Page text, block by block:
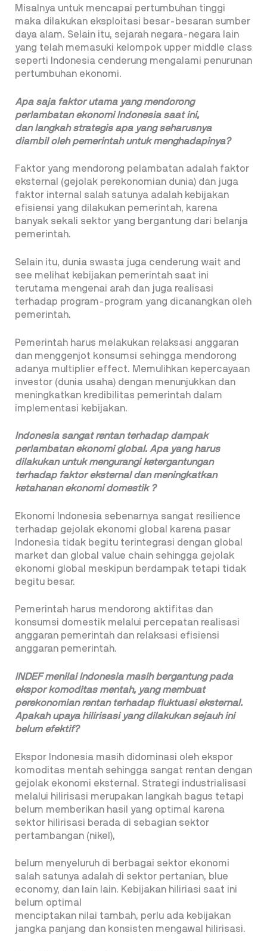
Misalnya untuk mencapai pertumbuhan tinggi
maka dilakukan eksploitasi besar-besaran sumber
daya alam. Selain itu, sejarah negara-negara lain
yang telah memasuki kelompok upper middle class
seperti Indonesia cenderung mengalami penurunan
pertumbuhan ekonomi.
Apa saja faktor utama yang mendorong
perlambatan ekonomi Indonesia saat ini,
dan langkah strategis apa yang seharusnya
diambil oleh pemerintah untuk menghadapinya?
Faktor yang mendorong pelambatan adalah faktor
eksternal (gejolak perekonomian dunia) dan juga
faktor internal salah satunya adalah kebijakan
efisiensi yang dilakukan pemerintah, karena
banyak sekali sektor yang bergantung dari belanja
pemerintah.
Selain itu, dunia swasta juga cenderung wait and
see melihat kebijakan pemerintah saat ini
terutama mengenai arah dan juga realisasi
terhadap program-program yang dicanangkan oleh
pemerintah.
Pemerintah harus melakukan relaksasi anggaran
dan menggenjot konsumsi sehingga mendorong
adanya multiplier effect. Memulihkan kepercayaan
investor (dunia usaha) dengan menunjukkan dan
meningkatkan kredibilitas pemerintah dalam
implementasi kebijakan.
Indonesia sangat rentan terhadap dampak
perlambatan ekonomi global. Apa yang harus
dilakukan untuk mengurangiketergantungan
terhadap faktor eksternaldan meningkatkan
ketahanan ekonomidomestik ?
Ekonomi Indonesia sebenarnya sangat resilience
terhadap gejolak ekonomi global karena pasar
Indonesia tidak begitu terintegrasi dengan global
market dan global value chain sehingga gejolak
ekonomi global meskipun berdampak tetapi tidak
begitu besar.
Pemerintah harus mendorong aktifitas dan
konsumsi domestik melalui percepatan realisasi
anggaran pemerintah dan relaksasi efisiensi
anggaran pemerintah.
INDEF menilai Indonesia masih bergantung pada
ekspor komoditas mentah, yang membuat
perekonomian rentan terhadap fluktuasi eksternal.
Apakah upaya hilirisasi yang dilakukan sejauh ini
belum efektif?
Ekspor Indonesia masih didominasi oleh ekspor
komoditas mentah sehingga sangat rentan dengan
gejolak ekonomi eksternal. Strategi industrialisasi
melalui hilirisasi merupakan langkah bagus tetapi
belum memberikan hasil yang optimal karena
sektor hilirisasi berada di sebagian sektor
pertambangan (nikel),
belum menyeluruh di berbagai sektor ekonomi
salah satunya adalah di sektor pertanian, blue
economy, dan lain lain. Kebijakan hiliriasi saat ini
belum optimal
menciptakan nilai tambah, perlu ada kebijakan
jangka panjang dan konsisten mengawal hilirisasi.